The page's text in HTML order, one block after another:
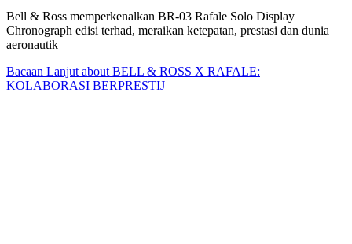
Bell & Ross memperkenalkan BR-03 Rafale Solo Display
Chronograph edisi terhad, meraikan ketepatan, prestasi dan dunia
aeronautik
Bacaan Lanjut about BELL & ROSS X RAFALE:
KOLABORASI BERPRESTIJ